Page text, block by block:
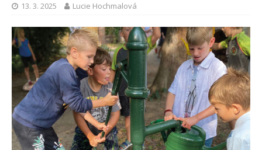
13. 3. 2025 Lucie Hochmalová